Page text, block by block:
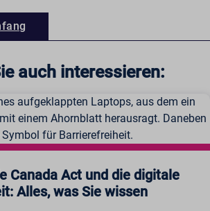
auch interessieren:
Canada Act und die digitale
Alles, was Sie wissen